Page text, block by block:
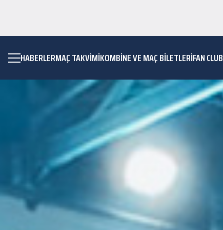
HABERLERMAÇ TAKVIMIKOMBİNE VE MAÇ BİLETLERİFAN CLUB